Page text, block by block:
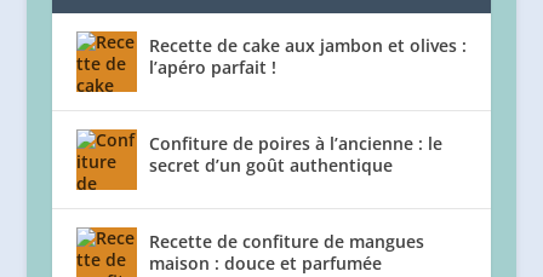
Recette de cake aux jambon et olives :
l’apéro parfait !
Confiture de poires à l’ancienne : le
secret d’un goût authentique
Recette de confiture de mangues
maison : douce et parfumée